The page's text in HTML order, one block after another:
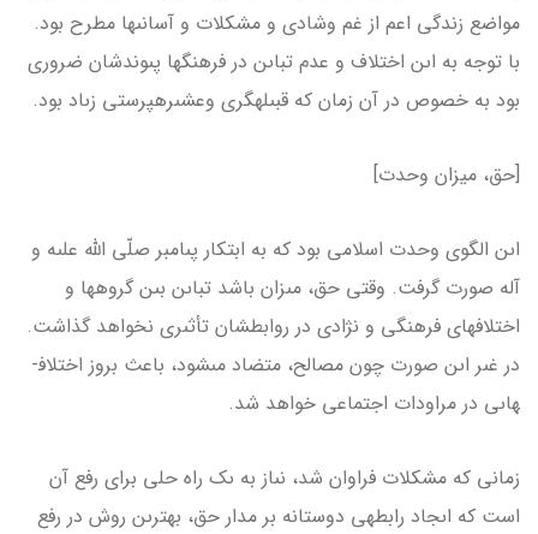
مواضع زندگى اعم از غم وشادى و مشكلات و آسانى­ها مطرح بود.
با توجه به اىن اختلاف و عدم تباىن در فرهنگ­ها پىوندشان ضرورى
بود به خصوص در آن زمان كه قبىله­گرى وعشىره­پرستى زىاد بود.
[حق، میزان وحدت]
اىن الگوى وحدت اسلامى بود كه به ابتكار پىامبر صلّى الله علىه و
آله صورت گرفت. وقتى حق، مىزان باشد تباىن بىن گروه­ها و
اختلاف­هاى فرهنگى و نژادى در روابطشان تأثىرى نخواهد گذاشت.
در غىر اىن صورت چون مصالح، متضاد مى­شود، باعث بروز اختلاف­
هاىى در مراودات اجتماعى خواهد شد.
زمانى كه مشكلات فراوان شد، نىاز به ىک راه حلى براى رفع آن
است كه اىجاد رابطه­ى دوستانه بر مدار حق، بهترىن روش در رفع